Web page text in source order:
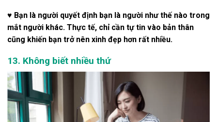
♥ Bạn là người quyết định bạn là người như thế nào trong
mắt người khác. Thực tế, chỉ cần tự tin vào bản thân
cũng khiến bạn trở nên xinh đẹp hơn rất nhiều.
13. Không biết nhiều thứ